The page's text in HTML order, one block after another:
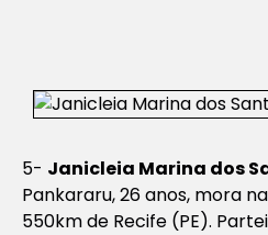
5- Janicleia Marina dos
Pankararu, 26 anos, mora
550km de Recife (PE).